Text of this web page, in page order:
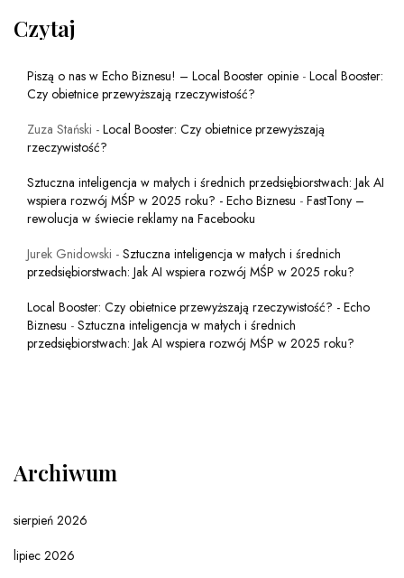
Czytaj
Piszą o nas w Echo Biznesu! – Local Booster opinie - Local Booster:
Czy obietnice przewyższają rzeczywistość?
Zuza Stański - Local Booster: Czy obietnice przewyższają
rzeczywistość?
Sztuczna inteligencja w małych i średnich przedsiębiorstwach: Jak AI
wspiera rozwój MŚP w 2025 roku? - Echo Biznesu - FastTony –
rewolucja w świecie reklamy na Facebooku
Jurek Gnidowski - Sztuczna inteligencja w małych i średnich
przedsiębiorstwach: Jak AI wspiera rozwój MŚP w 2025 roku?
Local Booster: Czy obietnice przewyższają rzeczywistość? - Echo
Biznesu - Sztuczna inteligencja w małych i średnich
przedsiębiorstwach: Jak AI wspiera rozwój MŚP w 2025 roku?
Archiwum
sierpień 2026
lipiec 2026